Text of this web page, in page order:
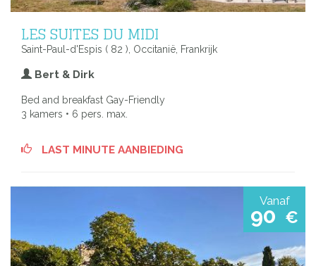
LES SUITES DU MIDI
Saint-Paul-d'Espis ( 82 ), Occitanië, Frankrijk
Bert & Dirk
Bed and breakfast Gay-Friendly
3 kamers • 6 pers. max.
LAST MINUTE AANBIEDING
Vanaf
90 €